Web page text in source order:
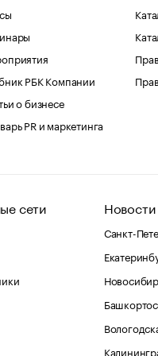
РБК Компании
о бизнесе
PR и маркетинга
сети
Санкт-